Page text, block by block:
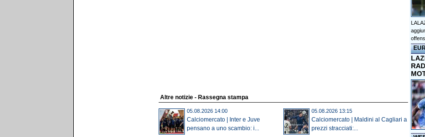
Altre notizie - Rassegna stampa
05.08.2026 14:00
Calciomercato | Inter e Juve
pensano a uno scambio: i...
05.08.2026 13:15
Calciomercato | Maldini al Cagliari a
prezzi stracciati:...